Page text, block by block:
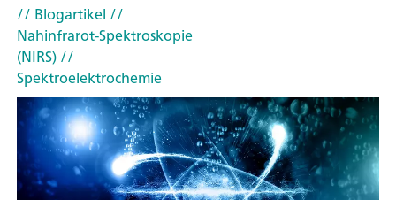
// Blogartikel //
Nahinfrarot-Spektroskopie
(NIRS)//
Spektroelektrochemie